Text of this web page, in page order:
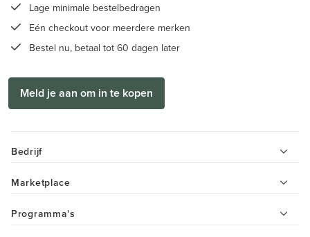
Lage minimale bestelbedragen
Eén checkout voor meerdere merken
Bestel nu, betaal tot 60 dagen later
Meld je aan om in te kopen
Bedrijf
Marketplace
Programma's